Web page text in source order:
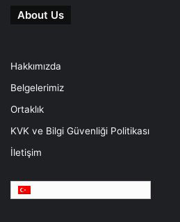
About Us
Hakkımızda
Belgelerimiz
Ortaklık
KVK ve Bilgi Güvenliği Politikası
İletişim